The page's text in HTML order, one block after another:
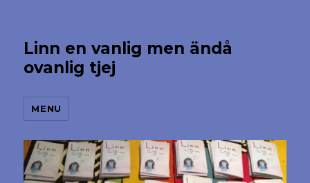
Linn en vanlig men ändå
ovanlig tjej
MENU